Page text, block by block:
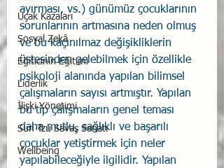
Uçak Kazaları
Sosyal Zekâ
Eğiticinin Eğitimi
Liderlik
İlişki Yönetimi
Sun Tzu Savaş Sanatı
Wellbeing
ayırması, vs.) günümüz çocuklarının
sorunlarının artmasına neden olmuş
ve bu kaçınılmaz değişikliklerin
üstesinden gelebilmek için özellikle
psikoloji alanında yapılan bilimsel
çalışmaların sayısı artmıştır. Yapılan
bu tip çalışmaların genel teması
daha mutlu, sağlıklı ve başarılı
çocuklar yetiştirmek için neler
yapılabileceğiyle ilgilidir. Yapılan